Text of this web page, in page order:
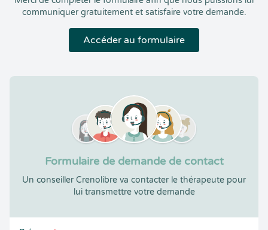
communiquer gratuitement et satisfaire votre demande.
Accéder au formulaire
Formulaire de demande de contact
Un conseiller Crenolibre va contacter le thérapeute pour
lui transmettre votre demande